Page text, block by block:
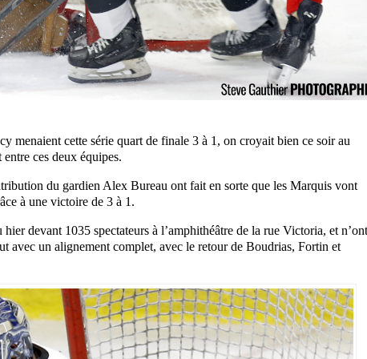
menaient cette série quart de finale 3 à 1, on croyait bien ce soir au
ces deux équipes.
du gardien Alex Bureau ont fait en sorte que les Marquis vont
à une victoire de 3 à 1.
devant 1035 spectateurs à l’amphithéâtre de la rue Victoria, et n’ont
avec un alignement complet, avec le retour de Boudrias, Fortin et